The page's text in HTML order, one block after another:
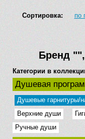
Сортировка: по
Бренд ""
Категории в
Душевая
Душевые гарнитуры/
Верхние души
Ручные души